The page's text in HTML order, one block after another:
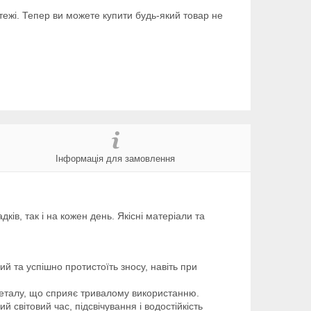
Тепер ви можете купити будь-який товар не
Інформація для замовлення
так і на кожен день. Якісні матеріали та
та успішно протистоїть зносу, навіть при
що сприяє тривалому використанню.
час, підсвічування і водостійкість